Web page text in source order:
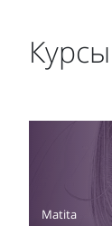
Matita